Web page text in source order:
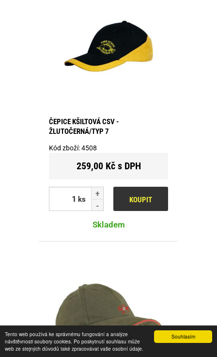
Souhlasím
Tento web používá ke správnému fungování a analýze
návštěvnosti soubory cookies. Po poskytnutí souhlasu může
web ze stejných důvodů také zpracovávat vaše osobní údaje.
ČEPICE KŠILTOVÁ CSV -
ŽLUTOČERNÁ/TYP 7
Kód zboží:4508
259,00 Kč s DPH
ks KOUPIT
Skladem